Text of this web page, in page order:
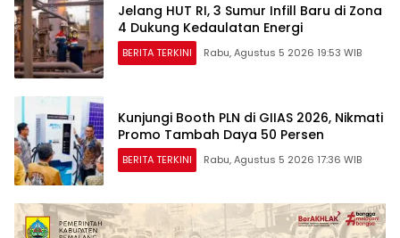
Jelang HUT RI, 3 Sumur Infill Baru di Zona
4 Dukung Kedaulatan Energi
BERITA TERKINI Rabu, Agustus 5 2026 19:53 WIB
Kunjungi Booth PLN di GIIAS 2026, Nikmati
Promo Tambah Daya 50 Persen
BERITA TERKINI Rabu, Agustus 5 2026 17:36 WIB